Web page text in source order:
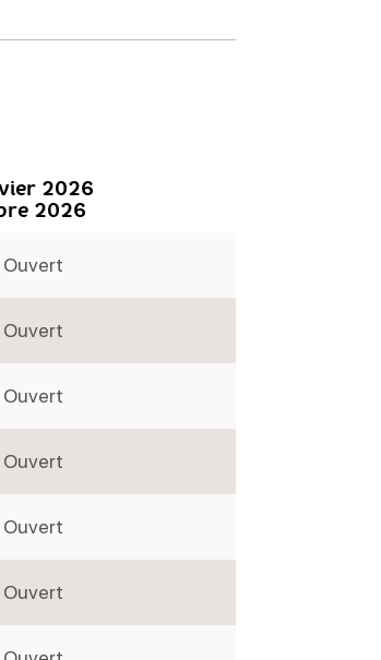
2026
2026
Ouvert
Ouvert
Ouvert
Ouvert
Ouvert
Ouvert